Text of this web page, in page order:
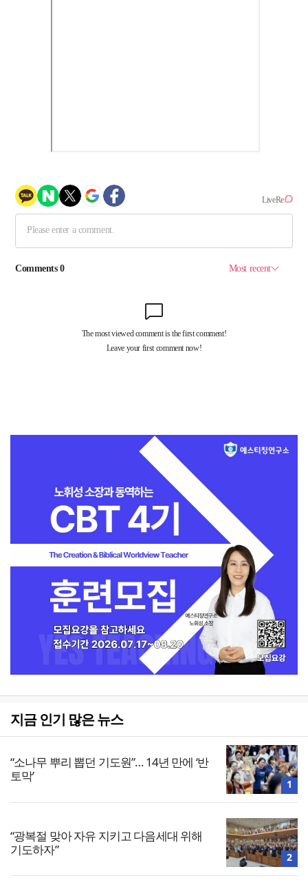
지금 인기 많은 뉴스
“소나무 뿌리 뽑던 기도원”… 14년 만에 ‘반
토막’
1
“광복절 맞아 자유 지키고 다음세대 위해
기도하자”
2